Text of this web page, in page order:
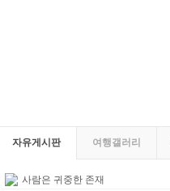
자유게시판 여행갤러리
사람은 귀중한 존재